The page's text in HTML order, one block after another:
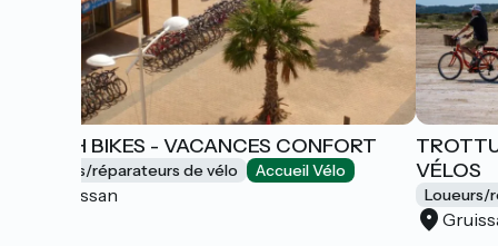
BEACH BIKES - VACANCES CONFORT
Loueurs/réparateurs de vélo Accueil Vélo
Gruissan
VÉLOS
Loueurs/